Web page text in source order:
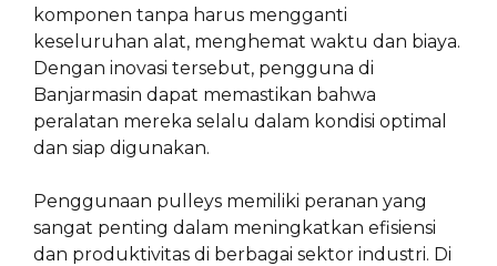
komponen tanpa harus mengganti
keseluruhan alat, menghemat waktu dan biaya.
Dengan inovasi tersebut, pengguna di
Banjarmasin dapat memastikan bahwa
peralatan mereka selalu dalam kondisi optimal
dan siap digunakan.
Penggunaan pulleys memiliki peranan yang
sangat penting dalam meningkatkan efisiensi
dan produktivitas di berbagai sektor industri. Di